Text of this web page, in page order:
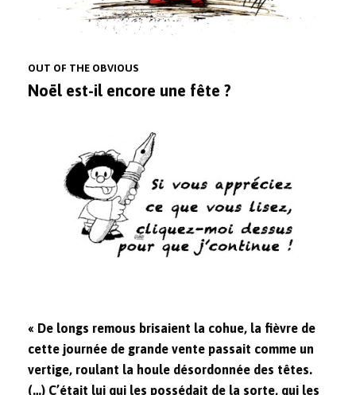
OUT OF THE OBVIOUS
Noël est-il encore une fête ?
« De longs remous brisaient la cohue, la fièvre de
cette journée de grande vente passait comme un
vertige, roulant la houle désordonnée des têtes.
(…) C’était lui qui les possédait de la sorte, qui les